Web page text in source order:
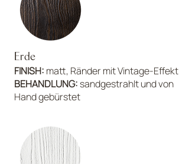
Erde
FINISH: matt, Ränder mit Vintage-Effekt
BEHANDLUNG: sandgestrahlt und von
Hand gebürstet